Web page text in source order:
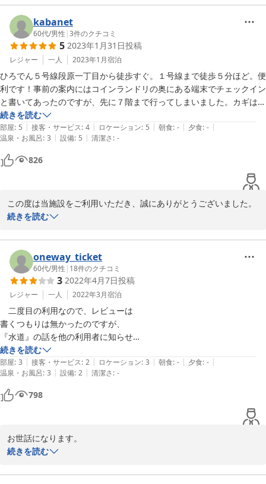
の際、廊下の照明が十分ではなく、ご不便をおかけしましたことを
心よりお詫び申し上げます。
いただいたご意見を真摯に受け止め、今後の施設・サービスの改善
に活かし、より快適にお過ごしいただける環境づくりに努めてまい
ります。
また、ご不便をおかけしたにもかかわらず、温かいお言葉をお寄せ
いただき、誠にありがとうございます。
またの機会がございましたら、ご利用いただけますと幸いです。
キュービック３０
kabanet
60代/男性 |3件のクチコミ
5 2023年1月31日投稿
レジャー 一人 2023年1月宿泊
ひろでん５号線段原一丁目から徒歩すぐ。１号線まで徒歩５分ほど。便
利です！事前の案内にはコインランドリの奥にある端末でチェックイン
と書いてあったのですが、先に７階まで行ってしまいました。カギは手
動です。お部屋全体が清潔ですし、備品、WiFiも十分満足でした。エア
コンもよく効いてました。電気ケトル、小さい冷蔵庫、電子レンジが装
備され、調理はできませんがコンビニで買ってきて食べるには十分で
す。問題は風呂場。夜間冷えているときにトイレに行くと、まるで屋外
です。ガラスのガラリから冷気がガンガン入ってきて、ガタガタ震えな
がら用足す。寝室へ暖房が効いて温かいので、以後は風呂場の扉を開け
っ放しにして暖気を流し込むようにしました。たぶん夏場は問題なく冬
場だけ要注意ですね。チェックアウト時刻が１１まであるので楽。カギ
をもとに戻すだけ。単泊だけでなく連泊にも良いと思います。
続きを読む
部屋: 5 | 接客・サービス: 4 | ロケーション: 5 | 朝食: - | 夕食: - |
温泉・お風呂: 3 | 設備: 5 | 清潔さ: -
826
この度は当施設をご利用いただき、誠にありがとうございました。
気に召していただけたようで、大変嬉しく拝見いたしました。
一方で、トイレをご利用の際には寒さによりご不便をおかけしまし
たこと、心よりお詫び申し上げます。
いただいた貴重なご意見を真摯に受け止め、冬場でも快適にお過ご
しいただけるよう、お風呂・トイレ周辺の寒さ対策について改善に
努めてまいります。
またの機会がございましたら、ご利用いただけますと幸いです。
キュービック３０
2026-06-23
続きを読む
oneway_ticket
60代/男性 | 18件のクチコミ
3 2022年4月7日投稿
レジャー 一人 2022年3月宿泊
二度目の利用なので、レビューは
書くつもりは無かったのですが、
『水道』の話を他の利用者に知らせ
るために、あえて、またレビューを
書きました。
おそらく『水道管凍結』の予防処置
だと思いますが、（部屋の外にある）
台所の水道の蛇口から水が出ない状態
でした。
続きを読む
部屋: 3 | 接客・サービス: 2 | ロケーション: 3 | 朝食: - | 夕食: - |
温泉・お風呂: 3 | 設備: 2 | 清潔さ: -
798
お世話になります。
重ねての当館のご利用ありがとうございました。
んでした。ご不便おかけいたしました。当館のミスでございます。
続きを読む